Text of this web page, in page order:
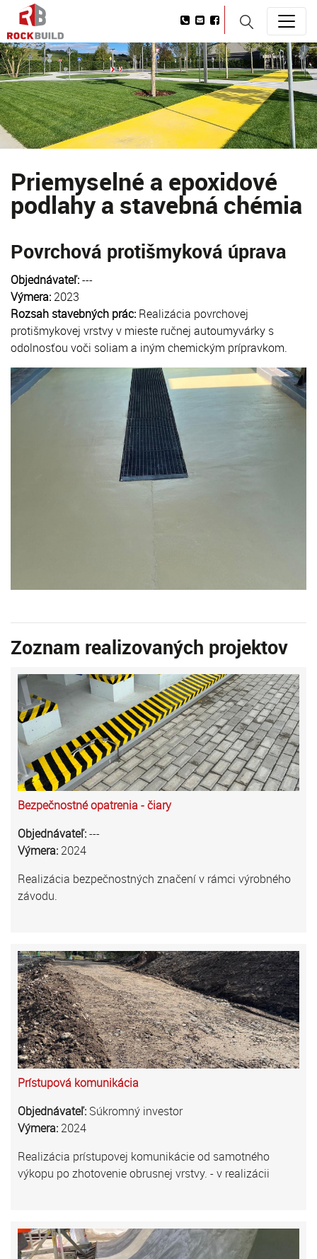
Priemyselné a epoxidové
podlahy a stavebná chémia
Povrchová protišmyková úprava
Objednávateľ:---
Výmera: 2023
Rozsah stavebných prác: Realizácia povrchovej
protišmykovej vrstvy v mieste ručnej autoumyvárky s
odolnosťou voči soliam a iným chemickým prípravkom.
Zoznam realizovaných projektov
Bezpečnostné opatrenia - čiary
Objednávateľ:---
Výmera: 2024
Realizácia bezpečnostných značení v rámci výrobného
závodu.
Prístupová komunikácia
Objednávateľ: Súkromný investor
Výmera: 2024
Realizácia prístupovej komunikácie od samotného
výkopu po zhotovenie obrusnej vrstvy. - v realizácii